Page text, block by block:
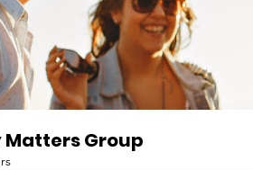
Matters Group